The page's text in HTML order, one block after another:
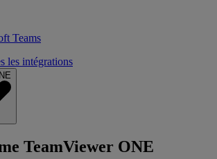
Teams
les intégrations
TeamViewer ONE